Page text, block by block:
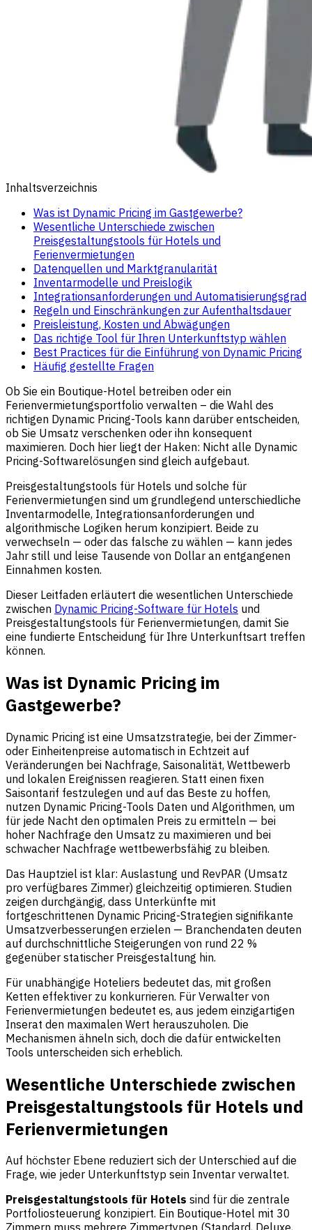
Inhaltsverzeichnis
Was ist Dynamic Pricing im Gastgewerbe?
Wesentliche Unterschiede zwischen
Preisgestaltungstools für Hotels und
Ferienvermietungen
Datenquellen und Marktgranularität
Inventarmodelle und Preislogik
Integrationsanforderungen und Automatisierungsgrad
Regeln und Einschränkungen zur Aufenthaltsdauer
Preisleistung, Kosten und Abwägungen
Das richtige Tool für Ihren Unterkunftstyp wählen
Best Practices für die Einführung von Dynamic Pricing
Häufig gestellte Fragen
Ob Sie ein Boutique-Hotel betreiben oder ein
Ferienvermietungsportfolio verwalten – die Wahl des
richtigen Dynamic Pricing-Tools kann darüber entscheiden,
ob Sie Umsatz verschenken oder ihn konsequent
maximieren. Doch hier liegt der Haken: Nicht alle Dynamic
Pricing-Softwarelösungen sind gleich aufgebaut.
Preisgestaltungstools für Hotels und solche für
Ferienvermietungen sind um grundlegend unterschiedliche
Inventarmodelle, Integrationsanforderungen und
algorithmische Logiken herum konzipiert. Beide zu
verwechseln — oder das falsche zu wählen — kann jedes
Jahr still und leise Tausende von Dollar an entgangenen
Einnahmen kosten.
Dieser Leitfaden erläutert die wesentlichen Unterschiede
zwischen Dynamic Pricing-Software für Hotels und
Preisgestaltungstools für Ferienvermietungen, damit Sie
eine fundierte Entscheidung für Ihre Unterkunftsart treffen
können.
Was ist Dynamic Pricing im
Gastgewerbe?
Dynamic Pricing ist eine Umsatzstrategie, bei der Zimmer-
oder Einheitenpreise automatisch in Echtzeit auf
Veränderungen bei Nachfrage, Saisonalität, Wettbewerb
und lokalen Ereignissen reagieren. Statt einen fixen
Saisontarif festzulegen und auf das Beste zu hoffen,
nutzen Dynamic Pricing-Tools Daten und Algorithmen, um
für jede Nacht den optimalen Preis zu ermitteln — bei
hoher Nachfrage den Umsatz zu maximieren und bei
schwacher Nachfrage wettbewerbsfähig zu bleiben.
Das Hauptziel ist klar: Auslastung und RevPAR (Umsatz
pro verfügbares Zimmer) gleichzeitig optimieren. Studien
zeigen durchgängig, dass Unterkünfte mit
fortgeschrittenen Dynamic Pricing-Strategien signifikante
Umsatzverbesserungen erzielen — Branchendaten deuten
auf durchschnittliche Steigerungen von rund 22 %
gegenüber statischer Preisgestaltung hin.
Für unabhängige Hoteliers bedeutet das, mit großen
Ketten effektiver zu konkurrieren. Für Verwalter von
Ferienvermietungen bedeutet es, aus jedem einzigartigen
Inserat den maximalen Wert herauszuholen. Die
Mechanismen ähneln sich, doch die dafür entwickelten
Tools unterscheiden sich erheblich.
Wesentliche Unterschiede zwischen
Preisgestaltungstools für Hotels und
Ferienvermietungen
Auf höchster Ebene reduziert sich der Unterschied auf die
Frage, wie jeder Unterkunftstyp sein Inventar verwaltet.
Preisgestaltungstools für Hotels sind für die zentrale
Portfoliosteuerung konzipiert. Ein Boutique-Hotel mit 30